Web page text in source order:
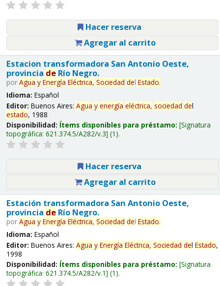
Hacer reserva
Agregar al carrito
Estacion transformadora San Antonio Oeste,
provincia deRío Negro.
por Agua y Energía Eléctrica, Sociedad del Estado.
Idioma: Español
Editor: Buenos Aires: Agua y energía eléctrica, sociedad del
estado, 1988
Disponibilidad: Ítems disponibles para préstamo: Signatura
topográfica: 621.374.5/A282/v.3 (1).
Hacer reserva
Agregar al carrito
Estación transformadora San Antonio Oeste,
provincia deRío Negro.
por Agua y Energía Eléctrica, Sociedad del Estado.
Idioma: Español
Editor: Buenos Aires: Agua y Energía Eléctrica, Sociedad del Estado,
1998
Disponibilidad: Ítems disponibles para préstamo: Signatura
topográfica: 621.374.5/A282/v.1 (1).